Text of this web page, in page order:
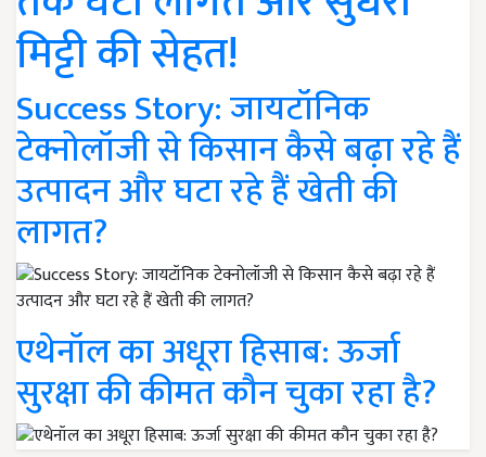
मिट्टी की सेहत!
Success Story: जायटॉनिक
टेक्नोलॉजी से किसान कैसे बढ़ा रहे हैं
उत्पादन और घटा रहे हैं खेती की
लागत?
एथेनॉल का अधूरा हिसाब: ऊर्जा
सुरक्षा की कीमत कौन चुका रहा है?